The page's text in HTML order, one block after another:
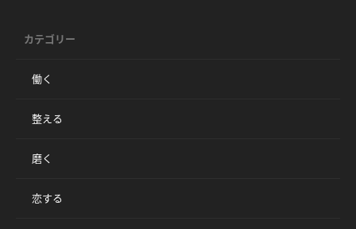
カテゴリー
働く
整える
磨く
恋する